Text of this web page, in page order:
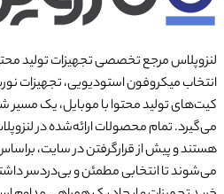
لنزوپلاس مرجع تخصصی تجهیزات تولید
انتخاب میکروفون استودیویی، تجهیزات
کیت‌های تولید محتوا با موبایل، یک
می‌گیرد. تمام محصولات ارائه‌شده در
هستند و پیش از قرارگرفتن در سایت،
می‌شوند تا انتخابی مطمئن و بی‌دردسر